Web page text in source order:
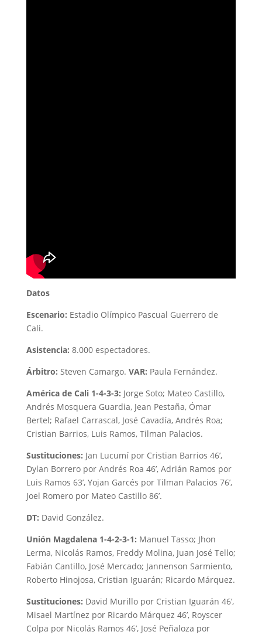
Datos
Escenario: Estadio Olímpico Pascual Guerrero de
Cali.
Asistencia: 8.000 espectadores.
Árbitro: Steven Camargo. VAR: Paula Fernández.
América de Cali 1-4-3-3: Jorge Soto; Mateo Castillo,
Andrés Mosquera Guardia, Jean Pestaña, Ómar
Bertel; Rafael Carrascal, José Cavadía, Andrés Roa;
Cristian Barrios, Luis Ramos, Tilman Palacios.
Sustituciones: Jan Lucumí por Cristian Barrios 46’,
Dylan Borrero por Andrés Roa 46’, Adrián Ramos por
Luis Ramos 63’, Yojan Garcés por Tilman Palacios 76’,
Joel Romero por Mateo Castillo 86’.
DT: David González.
Unión Magdalena 1-4-2-3-1: Manuel Tasso; Jhon
Lerma, Nicolás Ramos, Freddy Molina, Juan José Tello;
Fabián Cantillo, José Mercado; Jannenson Sarmiento,
Roberto Hinojosa, Cristian Iguarán; Ricardo Márquez.
Sustituciones: David Murillo por Cristian Iguarán 46’,
Misael Martínez por Ricardo Márquez 46’, Royscer
Colpa por Nicolás Ramos 46’, José Peñaloza por